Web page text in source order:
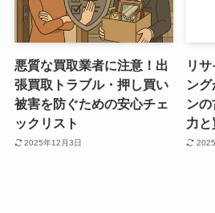
悪質な買取業者に注意！出
張買取トラブル・押し買い
被害を防ぐための安心チェ
ックリスト
2025年12月3日
リ
ン
ン
力と